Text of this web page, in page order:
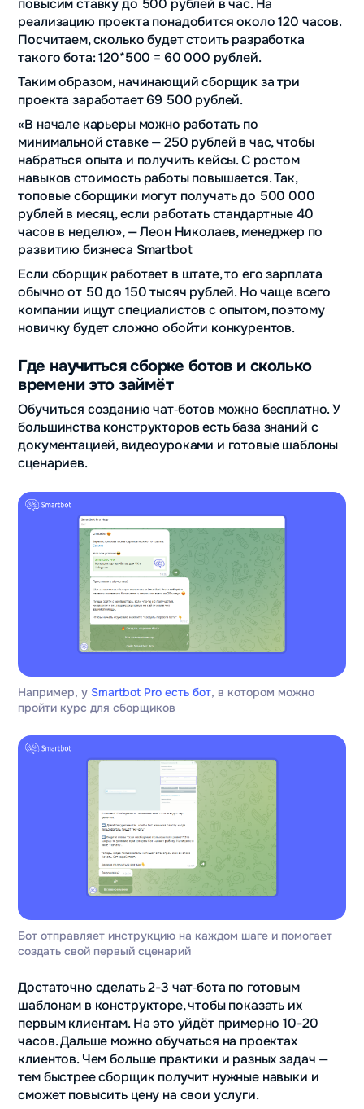
повысим ставку до 500 рублей в час. На
реализацию проекта понадобится около 120 часов.
Посчитаем, сколько будет стоить разработка
такого бота: 120*500 = 60 000 рублей.
Таким образом, начинающий сборщик за три
проекта заработает 69 500 рублей.
«В начале карьеры можно работать по
минимальной ставке — 250 рублей в час, чтобы
набраться опыта и получить кейсы. С ростом
навыков стоимость работы повышается. Так,
топовые сборщики могут получать до 500 000
рублей в месяц, если работать стандартные 40
часов в неделю», — Леон Николаев, менеджер по
развитию бизнеса Smartbot
Если сборщик работает в штате, то его зарплата
обычно от 50 до 150 тысяч рублей. Но чаще всего
компании ищут специалистов с опытом, поэтому
новичку будет сложно обойти конкурентов.
Где научиться сборке ботов и сколько
времени это займёт
Обучиться созданию чат‑ботов можно бесплатно. У
большинства конструкторов есть база знаний с
документацией, видеоуроками и готовые шаблоны
сценариев.
Например, у Smartbot Pro есть бот, в котором можно
пройти курс для сборщиков
Бот отправляет инструкцию на каждом шаге и помогает
создать свой первый сценарий
Достаточно сделать 2-3 чат‑бота по готовым
шаблонам в конструкторе, чтобы показать их
первым клиентам. На это уйдёт примерно 10-20
часов. Дальше можно обучаться на проектах
клиентов. Чем больше практики и разных задач —
тем быстрее сборщик получит нужные навыки и
сможет повысить цену на свои услуги.